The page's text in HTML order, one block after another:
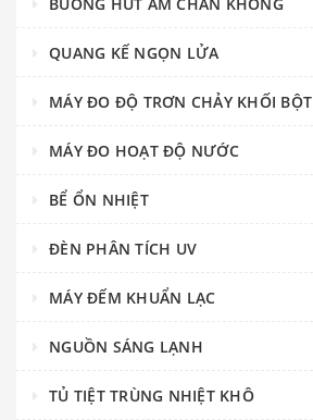
QUANG KẾ NGỌN LỬA
MÁY ĐO ĐỘ TRƠN CHẢY KHỐI BỘT
MÁY ĐO HOẠT ĐỘ NƯỚC
BỂ ỔN NHIỆT
ĐÈN PHÂN TÍCH UV
MÁY ĐẾM KHUẨN LẠC
NGUỒN SÁNG LẠNH
TỦ TIỆT TRÙNG NHIỆT KHÔ